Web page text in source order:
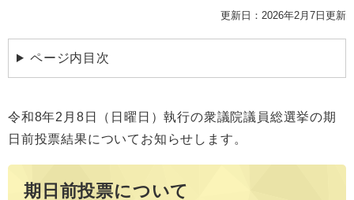
更新日：2026年2月7日更新
ページ内目次
令和8年2月8日（日曜日）執行の衆議院議員総選挙の期
日前投票結果についてお知らせします。
期日前投票について